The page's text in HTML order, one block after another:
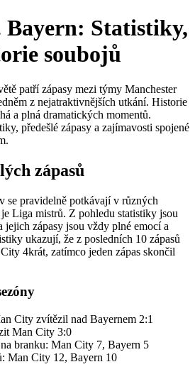
Statistiky,
soubojů
patří zápasy mezi týmy Manchester
z nejatraktivnějších utkání. Historie
a plná dramatických momentů.
předešlé zápasy a zajímavosti spojené
zápasů
se pravidelně potkávají v různých
Liga mistrů. Z pohledu statistiky jsou
zápasy jsou vždy plné emocí a
ukazují, že z posledních 10 zápasů
4krát, zatímco jeden zápas skončil
City zvítězil nad Bayernem 2:1
Man City 3:0
branku: Man City 7, Bayern 5
Man City 12, Bayern 10